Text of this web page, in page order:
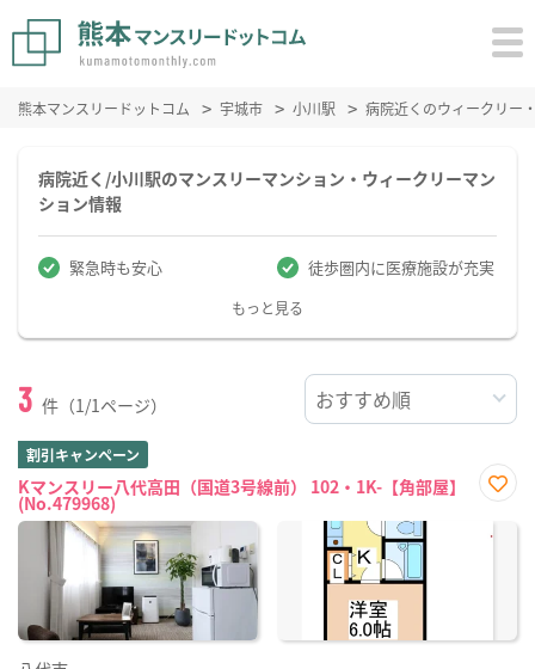
熊本マンスリードットコム 宇城市 小川駅 病院近くのウィークリー
病院近く/小川駅のマンスリーマンション・ウィークリーマン
ション情報
緊急時も安心 徒歩圏内に医療施設が充実
もっと見る
3 件（1/1ページ）
割引キャンペーン
Kマンスリー八代高田（国道3号線前） 102・1K-【角部屋】
(No.479968)
に入
り登